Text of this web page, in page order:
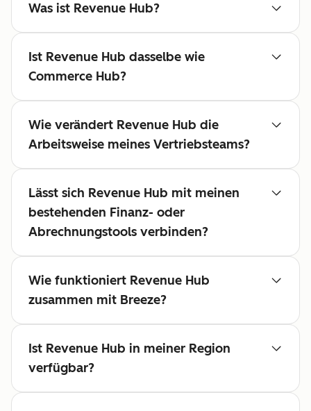
Was ist Revenue Hub?
Ist Revenue Hub dasselbe wie
Commerce Hub?
Wie verändert Revenue Hub die
Arbeitsweise meines Vertriebsteams?
Lässt sich Revenue Hub mit meinen
bestehenden Finanz- oder
Abrechnungstools verbinden?
Wie funktioniert Revenue Hub
zusammen mit Breeze?
Ist Revenue Hub in meiner Region
verfügbar?